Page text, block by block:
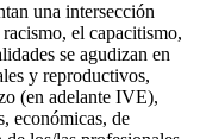
una intersección
el capacitismo,
se agudizan en
y reproductivos,
(en adelante IVE),
económicas, de